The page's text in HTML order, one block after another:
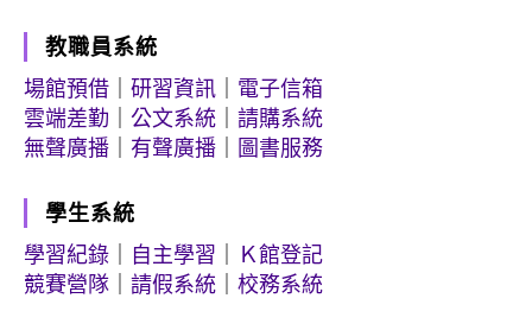
教職員系統
場館預借
研習資訊
電子信箱
雲端差勤
公文系統
請購系統
無聲廣播
有聲廣播 圖書服務
學生系統
學習紀錄
自主學習
Ｋ館登記
競賽營隊
請假系統 校務系統